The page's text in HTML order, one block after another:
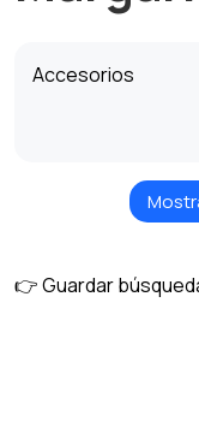
Accesorios
Gorras y
👉 Guardar